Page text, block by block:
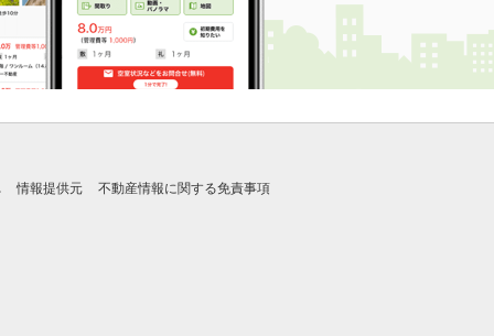
情報提供元 不動産情報に関する免責事項